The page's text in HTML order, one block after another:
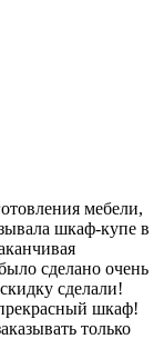
мебели,
шкаф-купе в
сделано очень
сделали!
шкаф!
только